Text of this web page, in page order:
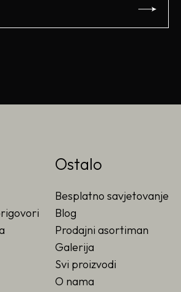
Ostalo
Besplatno savjetovanje
Blog
Prodajni asortiman
Galerija
Svi proizvodi
O nama